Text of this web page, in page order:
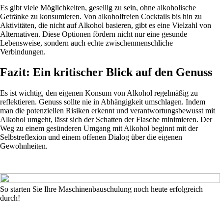
Es gibt viele Möglichkeiten, gesellig zu sein, ohne alkoholische
Getränke zu konsumieren. Von alkoholfreien Cocktails bis hin zu
Aktivitäten, die nicht auf Alkohol basieren, gibt es eine Vielzahl von
Alternativen. Diese Optionen fördern nicht nur eine gesunde
Lebensweise, sondern auch echte zwischenmenschliche
Verbindungen.
Fazit: Ein kritischer Blick auf den Genuss
Es ist wichtig, den eigenen Konsum von Alkohol regelmäßig zu
reflektieren. Genuss sollte nie in Abhängigkeit umschlagen. Indem
man die potenziellen Risiken erkennt und verantwortungsbewusst mit
Alkohol umgeht, lässt sich der Schatten der Flasche minimieren. Der
Weg zu einem gesünderen Umgang mit Alkohol beginnt mit der
Selbstreflexion und einem offenen Dialog über die eigenen
Gewohnheiten.
So starten Sie Ihre Maschinenbauschulung noch heute erfolgreich
durch!